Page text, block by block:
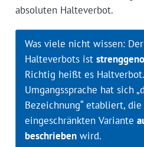
absoluten Halteverbot.
Was viele nicht wissen:
Halteverbots ist
Richtig heißt es
Umgangssprache hat sich
Bezeichnung“ etabliert,
eingeschränkten Variante
beschriebenwird.